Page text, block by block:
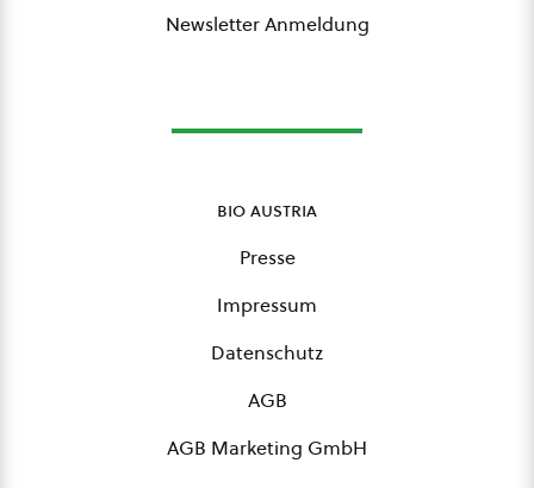
Newsletter Anmeldung
bio austria
Presse
Impressum
Datenschutz
AGB
AGB Marketing GmbH